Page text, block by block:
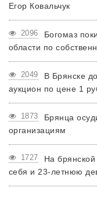
Егор Ковальчук
2096
Богомаз
области по
2049
В Брянске
аукцион по цене 1
1873
Брянца
организациям
1727
На
себя и 23-летнюю